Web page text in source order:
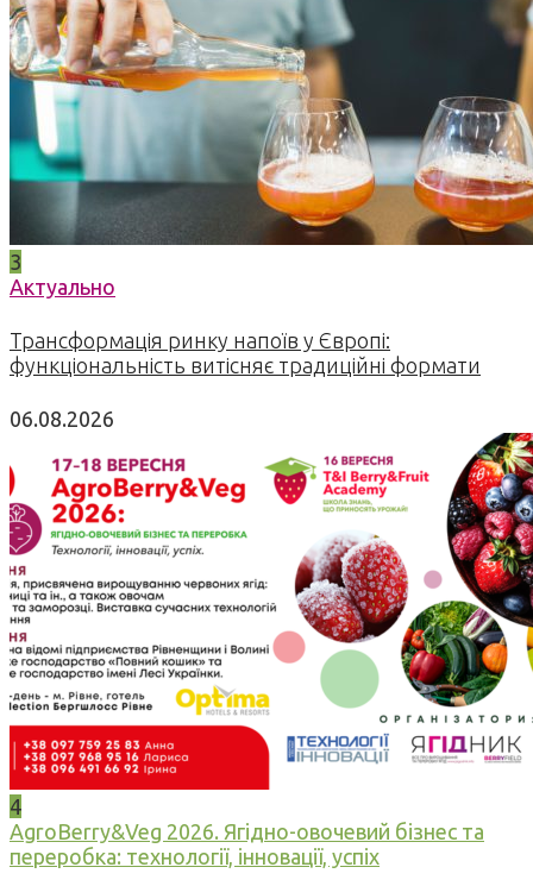
3
Актуально
Трансформація ринку напоїв у Європі:
функціональність витісняє традиційні формати
06.08.2026
4
AgroBerry&Veg 2026. Ягідно-овочевий бізнес та
переробка: технології, інновації, успіх